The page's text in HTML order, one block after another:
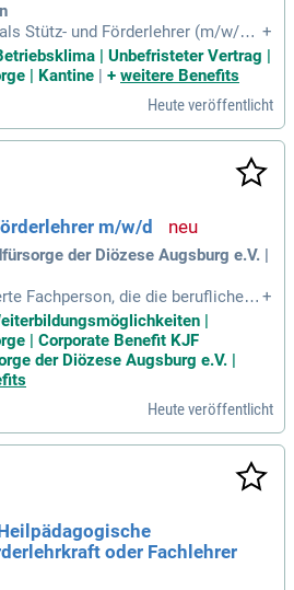
Stütz- und Förderlehrer (m/w/d) i
Mit einer wöchentlichen Arb
unterstützen Sie junge Menschen
deren Zukunft aktiv mit. Unsere
ist nicht nur ein Ziel, sondern wird
Wir sind fest in der Regi
ein wertschätzendes Teamklima.
und Zusammenarbeit stehen im Mi
Bewerbungen von schwerbehinde
sind bei uns ausdrückli
Sie mit uns eine inklusive Zuku
+
| Unbefristeter Vertrag |
| Kantine | + weitere Benefits
Heute veröffentlicht
m/w/d
der Diözese Augsburg e.V. |
Fachperson, die die berufliche Bi
sonderpädagogischem Förderbe
im Team mit Lehrkräften und e
um emotionale und soziale Kom
Aufgaben gehören die Kooper
Situationen. Zudem plane
sowohl in Einzel- als a
Ihre Arbeit trägt dazu bei, dass di
Berufsleben starten können. Doku
Förderverläufen ist ebenfalls Teil I
Tätigkeit.
+
|
| Corporate Benefit KJF
der Diözese Augsburg e.V. |
Heute veröffentlicht
oder Fachlehrer